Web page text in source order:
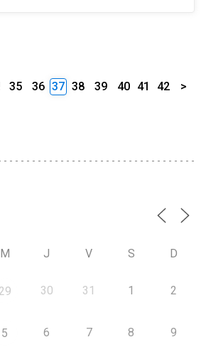
35 36 37 38 39 40 41 42 >
M J V S D
29 30 31 1 2
5 6 7 8 9